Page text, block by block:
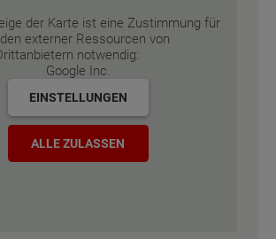
der Karte ist eine Zustimmung für
externer Ressourcen von
notwendig:
Google Inc.
EINSTELLUNGEN
ALLE ZULASSEN